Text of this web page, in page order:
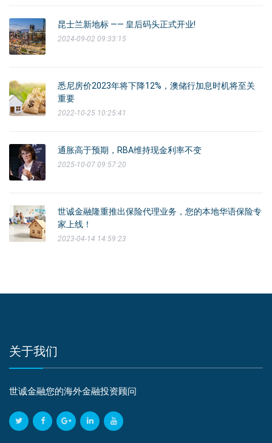
昆士兰新地标 —— 皇后码头正式开业!
2024-09-02 09:33:15
悉尼房价2023年将下降12%，澳储行加息时机将至关
重要
2022-10-25 10:25:41
通胀高于预期，RBA维持现金利率不变
2025-10-07 09:57:20
世诚金融隆重推出保险代理业务，您的本地华语保险专
家上线！
2023-04-14 14:59:23
关于我们
世诚金融您的海外金融投资顾问